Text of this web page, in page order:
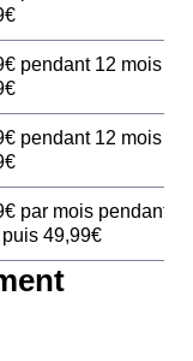
pendant 12 mois
pendant 12 mois
par mois pendant
49,99€